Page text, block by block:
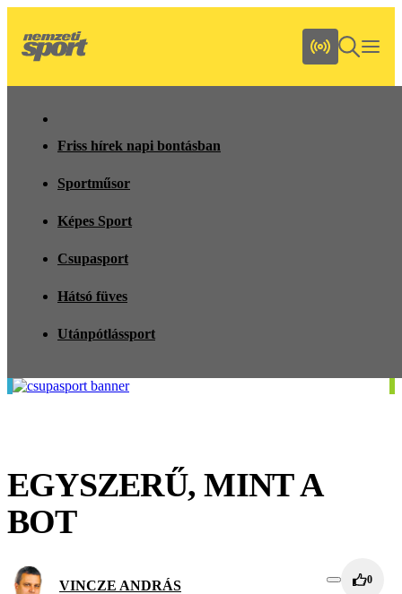
Friss hírek napi bontásban
Sportműsor
Képes Sport
Csupasport
Hátsó füves
Utánpótlássport
EGYSZERŰ, MINT A
BOT
VINCZE ANDRÁS 0